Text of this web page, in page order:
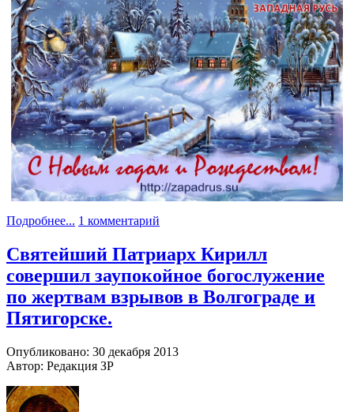
Подробнее... 1 комментарий
Святейший Патриарх Кирилл
совершил заупокойное богослужение
по жертвам взрывов в Волгограде и
Пятигорске.
Опубликовано: 30 декабря 2013
Автор: Редакция ЗР